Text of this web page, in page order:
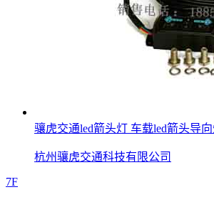
骧虎交通led箭头灯 车载led箭头导
杭州骧虎交通科技有限公司
7F